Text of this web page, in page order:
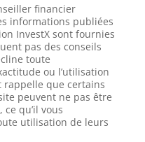
financier
informations publiées
InvestX sont fournies
pas des conseils
toute
ou l’utilisation
que certains
peuvent ne pas être
qu’il vous
utilisation de leurs